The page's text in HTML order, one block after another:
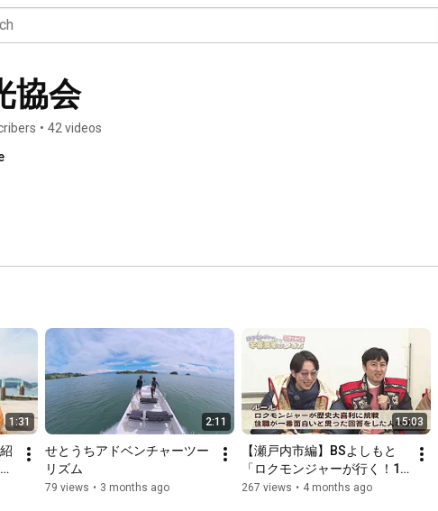
協会
• 42 videos
1:31 2:11
せとうちアドベンチャーツー
リズム
79 views • 3 months ago
15:03
【瀬戸内市編】BSよしもと
「ロクモンジャーが行く！10
分でめぐる 宇喜多家の歩き
267 views • 4 months ago